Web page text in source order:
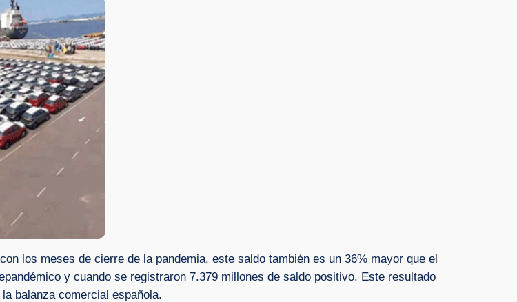
los meses de cierre de la pandemia, este saldo también es un 36% mayor que el
y cuando se registraron 7.379 millones de saldo positivo. Este resultado
balanza comercial española.